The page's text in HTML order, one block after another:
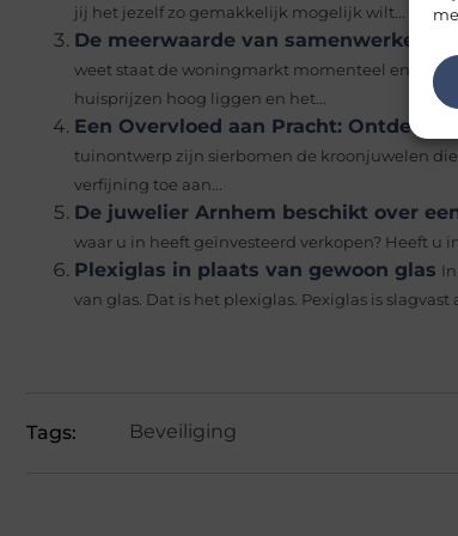
jij het jezelf zo gemakkelijk mogelijk wilt...
De meerwaarde van samenwerken
weet staat de woningmarkt momenteel enorm
huisprijzen hoog liggen en het...
Een Overvloed aan Pracht: Ontdek de
tuinontwerp zijn sierbomen de kroonjuwelen
verfijning toe aan...
De juwelier Arnhem beschikt over
waar u in heeft geïnvesteerd verkopen? Heeft u
Plexiglas in plaats van gewoon glas
van glas. Dat is het plexiglas. Pexiglas is slagvast
Tags: Beveiliging